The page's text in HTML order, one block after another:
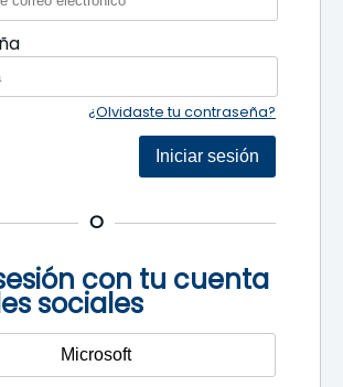
con tu cuenta
sociales
Microsoft
O
¿Olvidaste tu contraseña?
Iniciar sesión